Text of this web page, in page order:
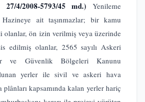
4/2008-5793/45 md.) Yenileme
ait taşınmazlar; bir kamu
olanlar, ön izin verilmiş veya üzerinde
edilmiş olanlar, 2565 sayılı Askeri
ve Güvenlik Bölgeleri Kanunu
yerler ile sivil ve askeri hava
plânları kapsamında kalan yerler hariç